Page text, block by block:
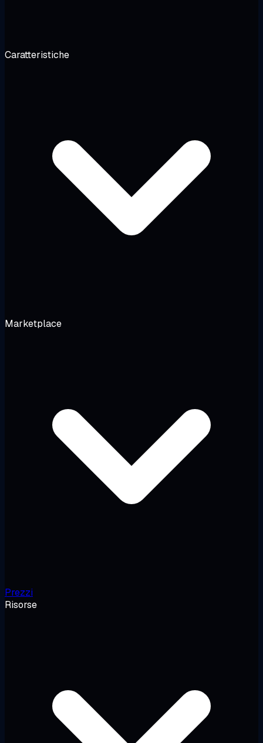
Caratteristiche
Marketplace
Prezzi
Risorse